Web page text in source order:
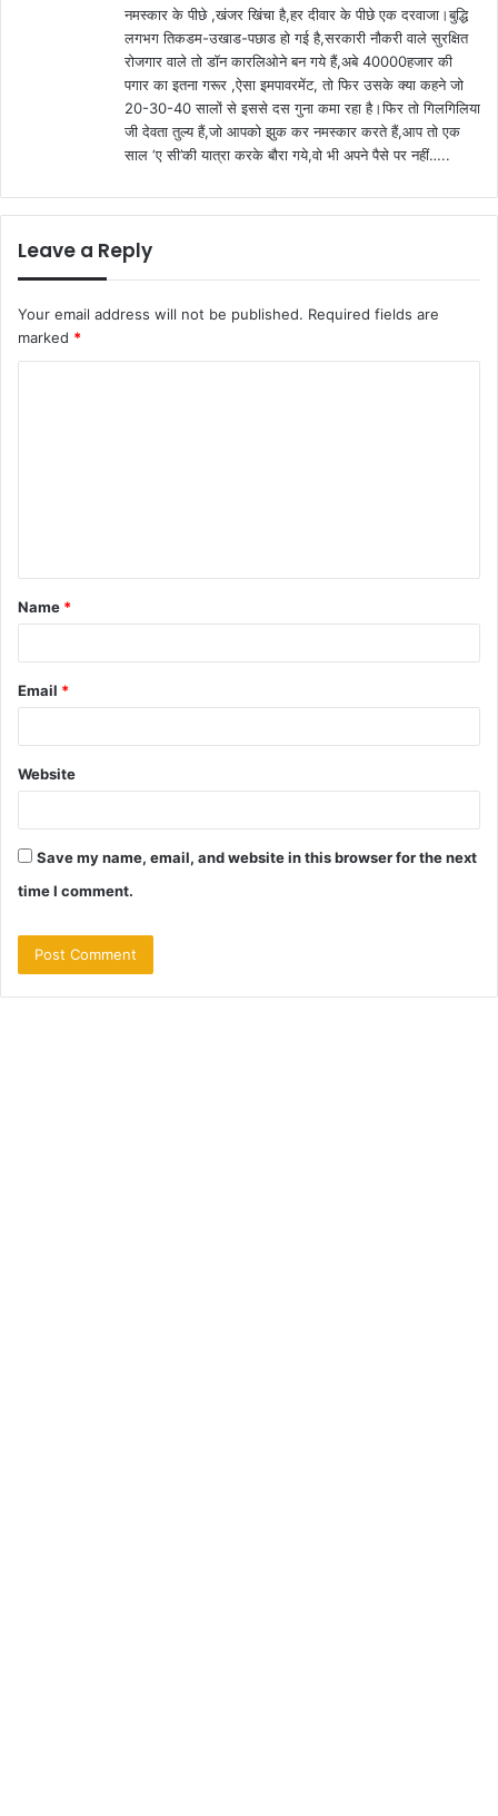
नमस्कार के पीछे ,खंजर खिंचा है,हर दीवार के पीछे एक दरवाजा।बुद्धि
लगभग तिकडम-उखाड-पछाड हो गई है,सरकारी नौकरी वाले सुरक्षित
रोजगार वाले तो डॉन कारलिओने बन गये हैं,अबे 40000हजार की
पगार का इतना गरूर ,ऐसा इमपावरमेंट, तो फिर उसके क्या कहने जो
20-30-40 सालों से इससे दस गुना कमा रहा है।फिर तो गिलगिलिया
जी देवता तुल्य हैं,जो आपको झुक कर नमस्कार करते हैं,आप तो एक
साल ‘ए सी’की यात्रा करके बौरा गये,वो भी अपने पैसे पर नहीं…..
Leave a Reply
Your email address will not be published. Required fields are
marked *
t
*
Name *
Email *
Website
Save my name, email, and website in this browser for the next
time I comment.